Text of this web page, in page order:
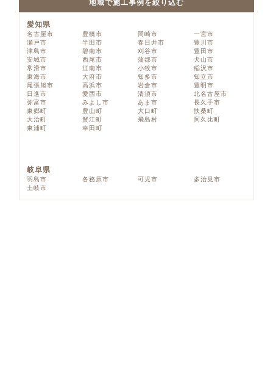
地域で施工事例を絞り込む
愛知県
名古屋市 豊橋市 岡崎市
一宮市
瀬戸市
半田市 春日井市
豊川市
津島市
碧南市 刈谷市
豊田市
安城市
西尾市 蒲郡市
犬山市
常滑市
江南市 小牧市
稲沢市
東海市
大府市 知多市
知立市
尾張旭市
高浜市 岩倉市
豊明市
日進市
愛西市 清須市
北名古屋市
弥富市
みよし市 あま市
長久手市
東郷町
豊山町 大口町
扶桑町
大治町
蟹江町 飛島村
阿久比町
東浦町
幸田町
岐阜県
羽島市 各務原市 可児市
多治見市
土岐市